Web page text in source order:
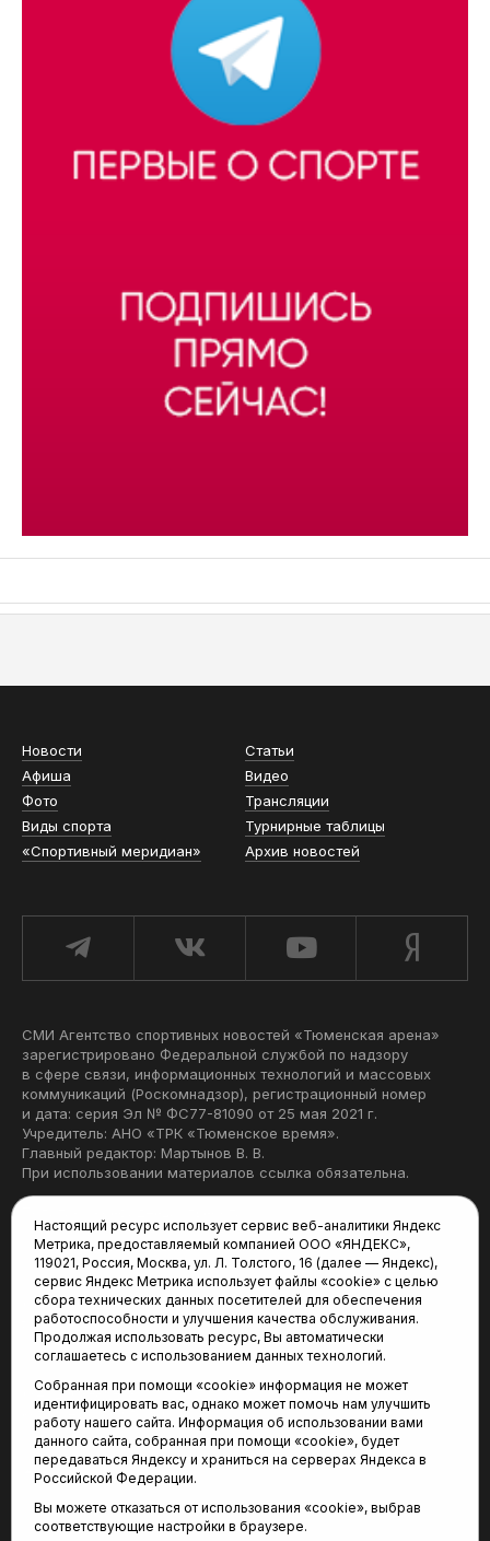
Новости
Статьи
Афиша
Видео
Фото
Трансляции
Виды спорта
Турнирные таблицы
«Спортивный меридиан»
Архив новостей
СМИ Агентство спортивных новостей «Тюменская арена»
зарегистрировано Федеральной службой по надзору
в сфере связи, информационных технологий и массовых
коммуникаций (Роскомнадзор), регистрационный номер
и дата: серия Эл № ФС77-81090 от 25 мая 2021 г.
Учредитель: АНО «ТРК «Тюменское время».
Главный редактор: Мартынов В. В.
При использовании материалов ссылка обязательна.
Редакция:
625035, Тюмень, пр. Геологоразведчиков, 28А
(3452) 68-22-28
tum-arena@mail.ru
Отдел продаж:
(3452) 68-89-78
kotovaev@sibinformburo.ru
Настоящий ресурс использует сервис веб-аналитики Яндекс
Метрика, предоставляемый компанией ООО «ЯНДЕКС»,
119021, Россия, Москва, ул. Л. Толстого, 16 (далее — Яндекс),
сервис Яндекс Метрика использует файлы «cookie» с целью
сбора технических данных посетителей для обеспечения
работоспособности и улучшения качества обслуживания.
Продолжая использовать ресурс, Вы автоматически
соглашаетесь с использованием данных технологий.
Собранная при помощи «cookie» информация не может
идентифицировать вас, однако может помочь нам улучшить
работу нашего сайта. Информация об использовании вами
данного сайта, собранная при помощи «cookie», будет
передаваться Яндексу и храниться на серверах Яндекса в
Российской Федерации.
Вы можете отказаться от использования «cookie», выбрав
соответствующие настройки в браузере.